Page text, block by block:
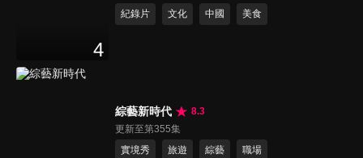
4
紀錄片
文化 中國 美食
綜藝新時代
8.3
更新至第355集
實境秀
旅遊 綜藝 職場